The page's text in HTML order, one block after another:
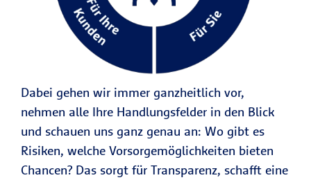
Dabei gehen wir immer ganzheitlich vor,
nehmen alle Ihre Handlungsfelder in den Blick
und schauen uns ganz genau an: Wo gibt es
Risiken, welche Vorsorgemöglichkeiten bieten
Chancen? Das sorgt für Transparenz, schafft eine